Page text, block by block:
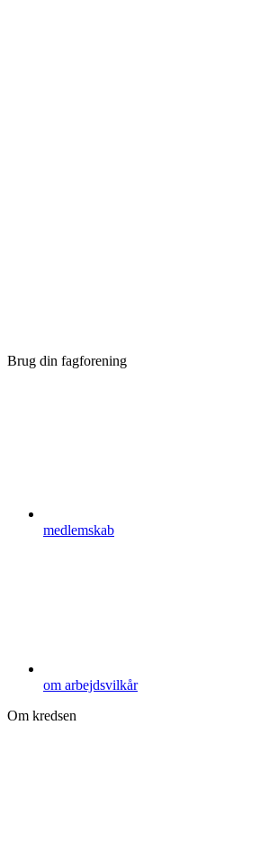
Brug din fagforening
medlemskab
om arbejdsvilkår
Om kredsen